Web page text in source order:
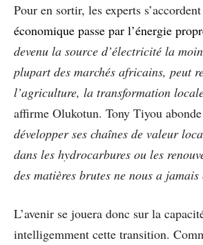
Pour en sortir, les experts
économique passe par l’énergie
devenu la source d’électricité la
plupart des marchés africains, peut
l’agriculture, la transformation
affirme Olukotun. Tony Tiyou
développer ses chaînes de valeur
dans les hydrocarbures ou les
des matières brutes ne nous a jamais
L’avenir se jouera donc sur la
intelligemment cette transition.